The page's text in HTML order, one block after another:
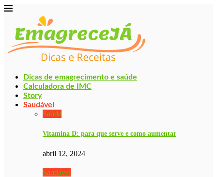
Dicas de emagrecimento e saúde
Calculadora de IMC
Story
Saudável
Saúde
Vitamina D: para que serve e como aumentar
abril 12, 2024
Saudável